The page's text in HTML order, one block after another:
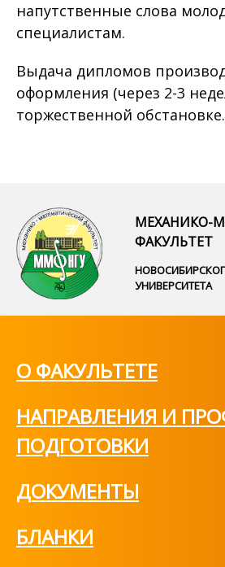
напутственные слова
специалистам.
Выдача дипломов
оформления (через 2-3
торжественной обстановке.
МЕХАНИКО-
ФАКУЛЬТЕТ
УНИВЕРСИТЕТА
О ФАКУЛЬТЕТЕ
НАПРАВЛЕНИЯ И
ПОДГОТОВКИ
ДОКУМЕНТЫ
БЛАНКИ